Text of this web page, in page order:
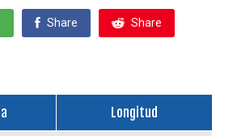
Share Share
Longitud